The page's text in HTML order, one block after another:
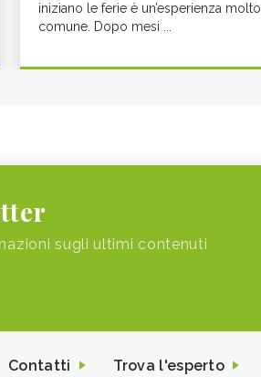
iniziano le ferie è un’esperienza molto
comune. Dopo mesi ...
sugli ultimi contenuti
Contatti Trova l'esperto